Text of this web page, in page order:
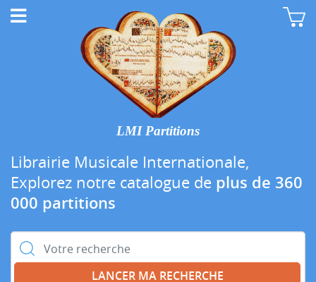
LMI Partitions
Librairie Musicale Internationale,
Explorez notre catalogue de plus de 360
000 partitions
Rechercher :